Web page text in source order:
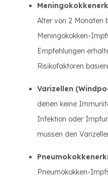
Alter von 2 Monaten
Meningokokken-
Empfehlungen
Risikofaktoren
Varizellen
denen keine
Infektion oder
müssen den
Pneumokokken-